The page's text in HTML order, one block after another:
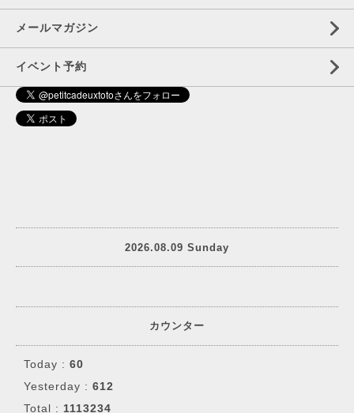
メールマガジン
イベント予約
2026.08.09 Sunday
カウンター
Today : 60
Yesterday : 612
Total : 1113234